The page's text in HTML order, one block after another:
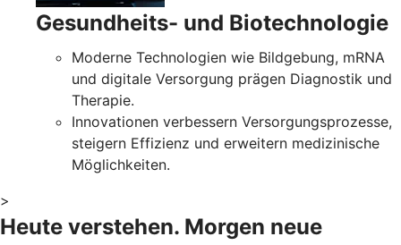
Gesundheits- und Biotechnologie
Moderne Technologien wie Bildgebung, mRNA
und digitale Versorgung prägen Diagnostik und
Therapie.
Innovationen verbessern Versorgungsprozesse,
steigern Effizienz und erweitern medizinische
Möglichkeiten.
>
Heute verstehen. Morgen neue